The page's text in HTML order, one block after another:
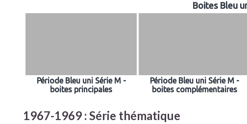
Boites Bleu
Période Bleu uni Série M -
boites principales
Période Bleu uni Série M -
boites complémentaires
1967-1969 : Série thématique